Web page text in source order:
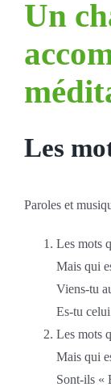
Un
Les
Paroles et
Les mots
Mais qui
Viens-tu
Es-tu
Les mots
Mais qui
Sont-ils «